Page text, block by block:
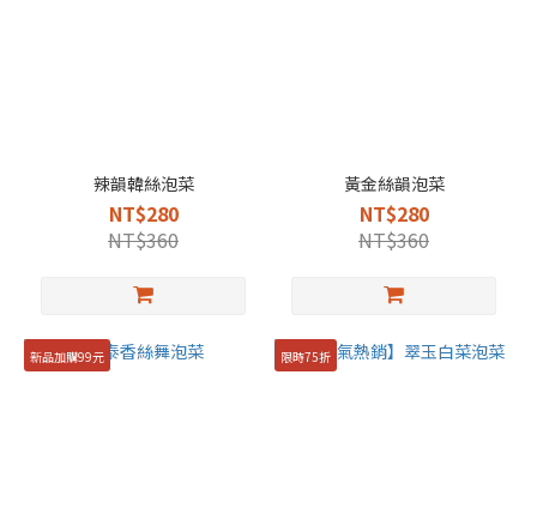
辣韻韓絲泡菜
NT$280
NT$360
黃金絲韻泡菜
NT$280
NT$360
新品加購99元 限時75折